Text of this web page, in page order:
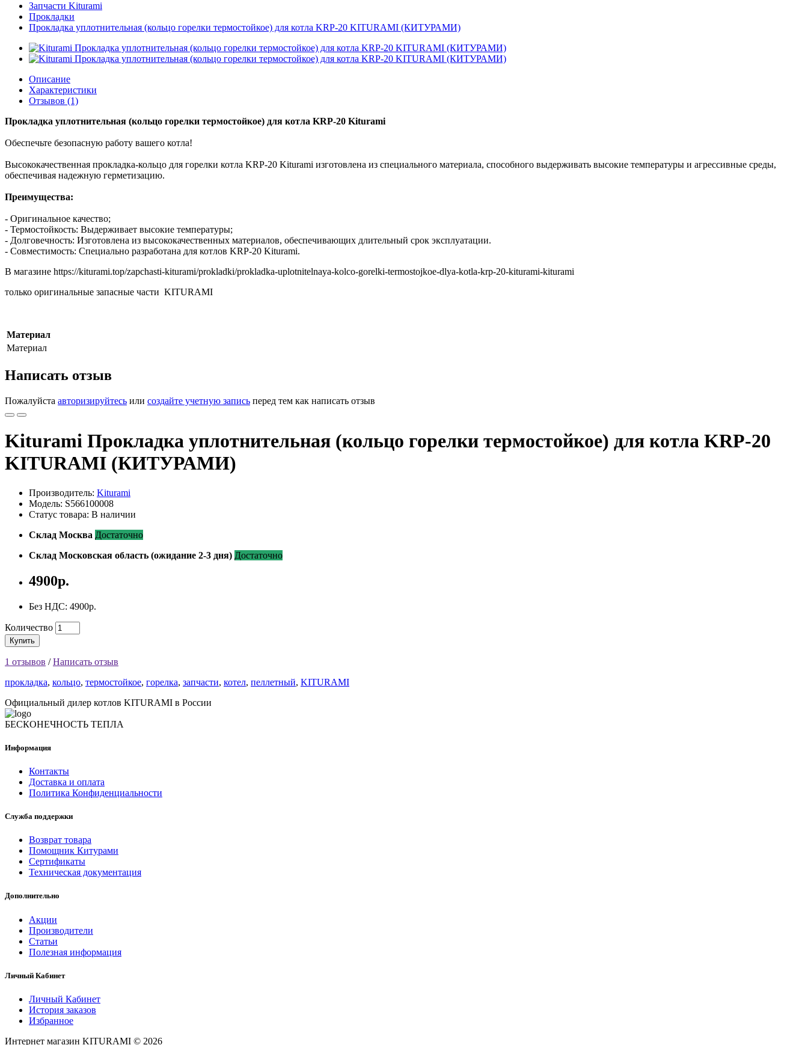
Запчасти Kiturami
Прокладки
Прокладка уплотнительная (кольцо горелки термостойкое) для котла KRP-20 KITURAMI (КИТУРАМИ)
Описание
Характеристики
Отзывов (1)
Прокладка уплотнительная (кольцо горелки термостойкое) для котла KRP-20 Kiturami
Обеспечьте безопасную работу вашего котла!
Высококачественная прокладка-кольцо для горелки котла KRP-20 Kiturami изготовлена из специального материала, способного выдерживать высокие температуры и агрессивные среды,
обеспечивая надежную герметизацию.
Преимущества:
- Оригинальное качество;
- Термостойкость: Выдерживает высокие температуры;
- Долговечность: Изготовлена из высококачественных материалов, обеспечивающих длительный срок эксплуатации.
- Совместимость: Специально разработана для котлов KRP-20 Kiturami.
В магазине https://kiturami.top/zapchasti-kiturami/prokladki/prokladka-uplotnitelnaya-kolco-gorelki-termostojkoe-dlya-kotla-krp-20-kiturami-kiturami
только оригинальные запасные части KITURAMI
Материал
Материал
Написать отзыв
Пожалуйста авторизируйтесь или создайте учетную запись перед тем как написать отзыв
Kiturami Прокладка уплотнительная (кольцо горелки термостойкое) для котла KRP-20
KITURAMI (КИТУРАМИ)
Производитель: Kiturami
Модель: S566100008
Статус товара: В наличии
Склад Москва Достаточно
Склад Московская область (ожидание 2-3 дня) Достаточно
4900р.
Без НДС: 4900р.
Количество
Купить
1 отзывов /Написать отзыв
прокладка, кольцо, термостойкое, горелка, запчасти, котел, пеллетный, KITURAMI
Официальный дилер котлов KITURAMI в России
БЕСКОНЕЧНОСТЬ ТЕПЛА
Информация
Контакты
Доставка и оплата
Политика Конфиденциальности
Служба поддержки
Возврат товара
Помощник Китурами
Сертификаты
Техническая документация
Дополнительно
Акции
Производители
Статьи
Полезная информация
Личный Кабинет
Личный Кабинет
История заказов
Избранное
Интернет магазин KITURAMI © 2026